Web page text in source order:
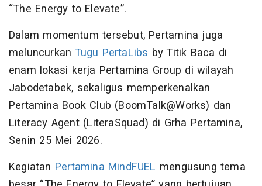
“The Energy to Elevate”.
Dalam momentum tersebut, Pertamina juga
meluncurkan Tugu PertaLibs by Titik Baca di
enam lokasi kerja Pertamina Group di wilayah
Jabodetabek, sekaligus memperkenalkan
Pertamina Book Club (BoomTalk@Works) dan
Literacy Agent (LiteraSquad) di Grha Pertamina,
Senin 25 Mei 2026.
Kegiatan Pertamina MindFUEL mengusung tema